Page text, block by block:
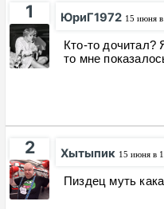
1 ЮриГ1972 15 июня
Кто-то дочитал?
то мне
2 Хытыпик 15 июня в
Пиздец муть